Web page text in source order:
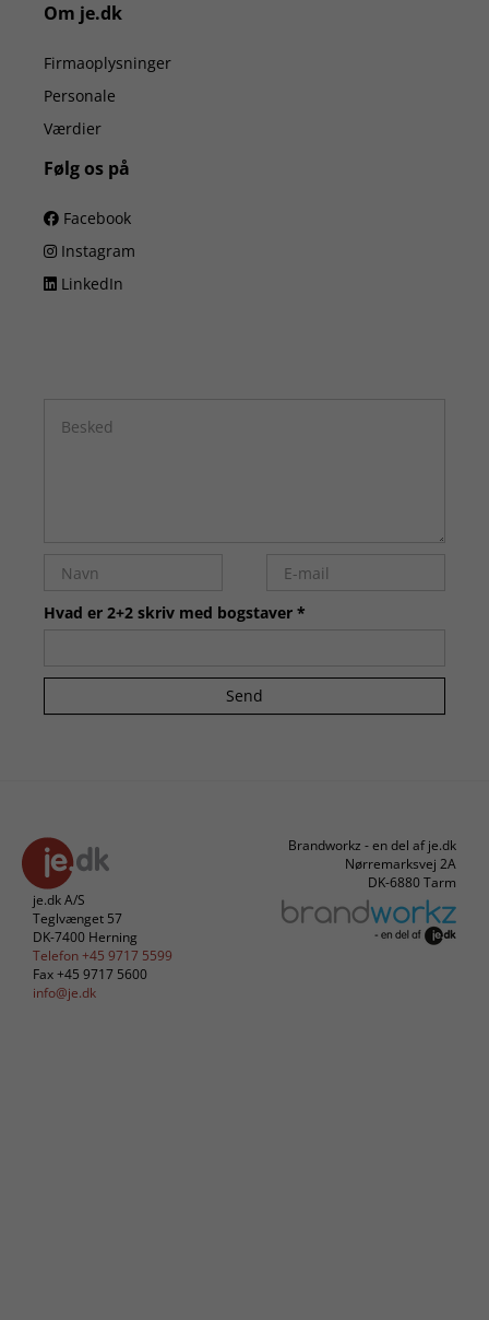
Om je.dk
Firmaoplysninger
Personale
Værdier
Følg os på
Facebook
Instagram
LinkedIn
Hvad er 2+2 skriv med bogstaver *
Send
je.dk A/S
Teglvænget 57
DK-7400 Herning
Telefon +45 9717 5599
Fax +45 9717 5600
info@je.dk
Brandworkz - en del af je.dk
Nørremarksvej 2A
DK-6880 Tarm